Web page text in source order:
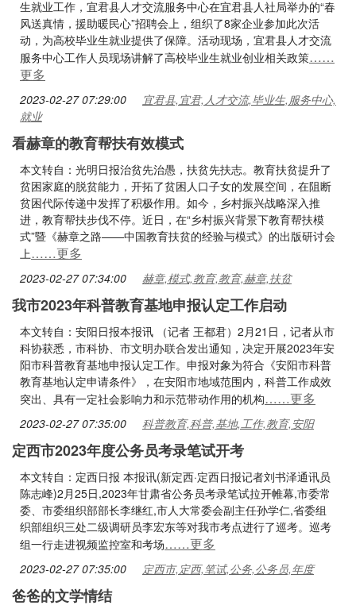
生就业工作，宜君县人才交流服务中心在宜君县人社局举办的“春
风送真情，援助暖民心”招聘会上，组织了8家企业参加此次活
动，为高校毕业生就业提供了保障。活动现场，宜君县人才交流
服务中心工作人员现场讲解了高校毕业生就业创业相关政策……
更多
2023-02-27 07:29:00
宜君县,宜君,人才交流,毕业生,服务中心,
就业
看赫章的教育帮扶有效模式
本文转自：光明日报治贫先治愚，扶贫先扶志。教育扶贫提升了
贫困家庭的脱贫能力，开拓了贫困人口子女的发展空间，在阻断
贫困代际传递中发挥了积极作用。如今，乡村振兴战略深入推
进，教育帮扶步伐不停。近日，在“乡村振兴背景下教育帮扶模
式”暨《赫章之路——中国教育扶贫的经验与模式》的出版研讨会
上……更多
2023-02-27 07:34:00 赫章,模式,教育,教育,赫章,扶贫
我市2023年科普教育基地申报认定工作启动
本文转自：安阳日报本报讯 （记者 王都君）2月21日，记者从市
科协获悉，市科协、市文明办联合发出通知，决定开展2023年安
阳市科普教育基地申报认定工作。申报对象为符合《安阳市科普
教育基地认定申请条件》，在安阳市地域范围内，科普工作成效
突出、具有一定社会影响力和示范带动作用的机构……更多
2023-02-27 07:35:00 科普教育,科普,基地,工作,教育,安阳
定西市2023年度公务员考录笔试开考
本文转自：定西日报 本报讯(新定西·定西日报记者刘书泽通讯员
陈志峰)2月25日,2023年甘肃省公务员考录笔试拉开帷幕,市委常
委、市委组织部部长李继红,市人大常委会副主任孙学仁,省委组
织部组织三处二级调研员李宏东等对我市考点进行了巡考。巡考
组一行走进视频监控室和考场……更多
2023-02-27 07:35:00 定西市,定西,笔试,公务,公务员,年度
爸爸的文学情结